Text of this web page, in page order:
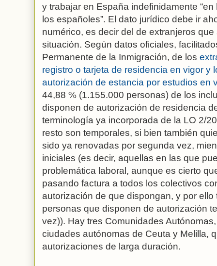
y trabajar en España indefinidamente
los españoles”. El dato jurídico debe ir
numérico, es decir del de extranjeros
situación. Según datos oficiales,
Permanente de la Inmigración, de los
registro o tarjeta de residencia en vigor y
autorización de estancia por estudios en
44,88 % (1.155.000 personas) de los
disponen de autorización de residencia
terminología ya incorporada de la LO 2/
resto son temporales, si bien también
sido ya renovadas por segunda vez,
iniciales (es decir, aquellas en las que
problemática laboral, aunque es cierto
pasando factura a todos los colectivos
autorización de que dispongan, y por
personas que disponen de autorización
vez)). Hay tres Comunidades
ciudades autónomas de Ceuta y Melilla,
autorizaciones de larga duración.